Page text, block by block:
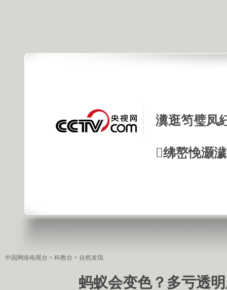
瀵逛笉璧凤
绋嶅悗灏
中国网络电视台 > 科教台 > 自然发现
蚂蚁会变色？多亏透